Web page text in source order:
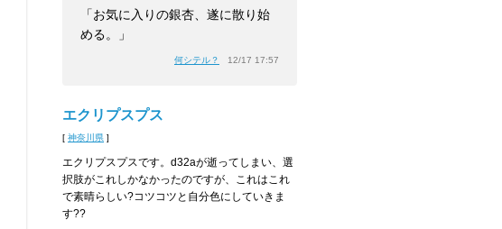
「お気に入りの銀杏、遂に散り始
める。」
何シテル？ 12/17 17:57
エクリプスプス
[ 神奈川県 ]
エクリプスプスです。d32aが逝ってしまい、選
択肢がこれしかなかったのですが、これはこれ
で素晴らしい?コツコツと自分色にしていきま
す??